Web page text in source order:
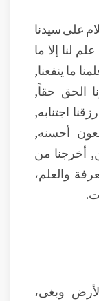
على سيدنا
لنا إلا ما
ما ينفعنا,
الحق حقاً,
اجتنابه,
أحسنه,
أخرجنا من
والعلم،
وبغى،